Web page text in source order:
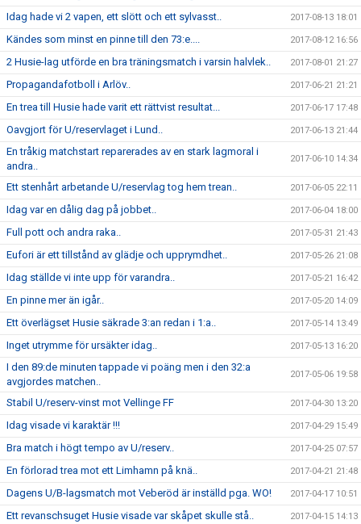
Idag hade vi 2 vapen, ett slött och ett sylvasst.. 2017-08-13 18:01
Kändes som minst en pinne till den 73:e.... 2017-08-12 16:56
2 Husie-lag utförde en bra träningsmatch i varsin halvlek.. 2017-08-01 21:27
Propagandafotboll i Arlöv.. 2017-06-21 21:21
En trea till Husie hade varit ett rättvist resultat... 2017-06-17 17:48
Oavgjort för U/reservlaget i Lund.. 2017-06-13 21:44
En tråkig matchstart reparerades av en stark lagmoral i
andra..
2017-06-10 14:34
Ett stenhårt arbetande U/reservlag tog hem trean.. 2017-06-05 22:11
Idag var en dålig dag på jobbet.. 2017-06-04 18:00
Full pott och andra raka.. 2017-05-31 21:43
Eufori är ett tillstånd av glädje och upprymdhet.. 2017-05-26 21:08
Idag ställde vi inte upp för varandra.. 2017-05-21 16:42
En pinne mer än igår.. 2017-05-20 14:09
Ett överlägset Husie säkrade 3:an redan i 1:a.. 2017-05-14 13:49
Inget utrymme för ursäkter idag.. 2017-05-13 16:20
I den 89:de minuten tappade vi poäng men i den 32:a
avgjordes matchen..
2017-05-06 19:58
Stabil U/reserv-vinst mot Vellinge FF 2017-04-30 13:20
Idag visade vi karaktär !!! 2017-04-29 15:49
Bra match i högt tempo av U/reserv.. 2017-04-25 07:57
En förlorad trea mot ett Limhamn på knä.. 2017-04-21 21:48
Dagens U/B-lagsmatch mot Veberöd är inställd pga. WO! 2017-04-17 10:51
Ett revanschsuget Husie visade var skåpet skulle stå.. 2017-04-15 14:13